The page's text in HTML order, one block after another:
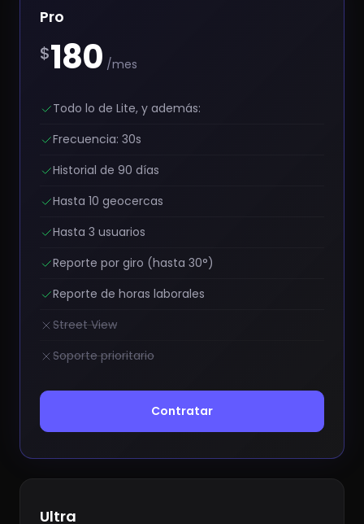
Pro
$180 /mes
Todo lo de Lite, y además:
Frecuencia: 30s
Historial de 90 días
Hasta 10 geocercas
Hasta 3 usuarios
Reporte por giro (hasta 30°)
Reporte de horas laborales
Street View
Soporte prioritario
Contratar
Ultra